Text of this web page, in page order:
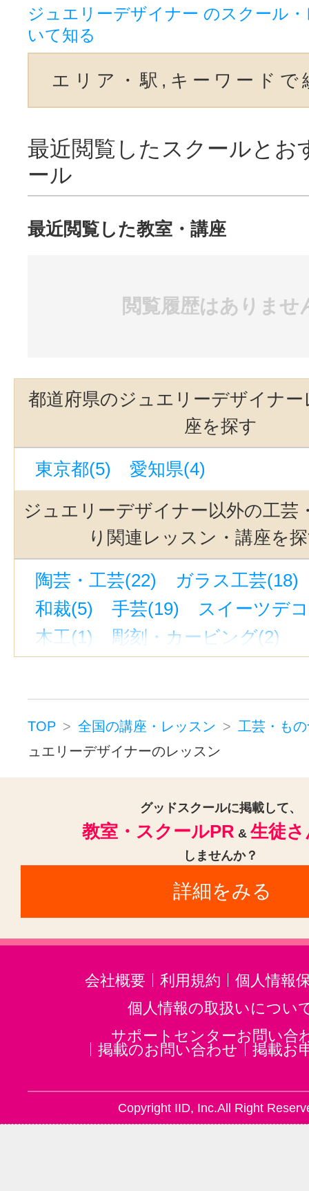
ジュエリーデザイナー のスクール
いて知る
エリア・駅,キーワードで
最近閲覧したスクールとお
ール
最近閲覧した教室・講座
閲覧履歴はありませ
都道府県のジュエリーデザイナ
座を探す
東京都(5)
愛知県(4)
ジュエリーデザイナー以外の工芸
り関連レッスン・講座を
陶芸・工芸(22)
ガラス工芸(18)
和裁(5)
手芸(19)
スイーツデ
木工(1)
彫刻・カービング(2)
人形・ぬいぐるみ(1)
クラフト
カルトナージュ(5)
デコアート
ラッピング（包装）(8)
バルーン・風船アート(2)
彫金・アクセサリー(26)
ビーズアクセサリー(6)
工芸・ものづくりその他(39)
TOP 全国の講座・レッスン
工芸・も
ュエリーデザイナーのレッスン
グッドスクールに掲載して、
教室・スクールPR & 生徒
しませんか？
詳細をみる
会社概要 利用規約
個人情報
個人情報の取扱いについ
サポートセンターお問い合
掲載のお問い合わせ
掲載お
Copyright IID, Inc.All Right